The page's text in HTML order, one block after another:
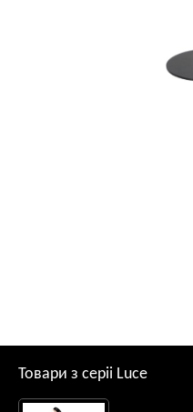
Товари з серii Luce